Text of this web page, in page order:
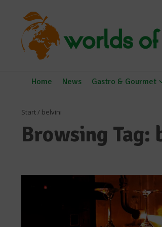
Home News Gastro & Gourmet
Start/ belvini
Browsing Tag: